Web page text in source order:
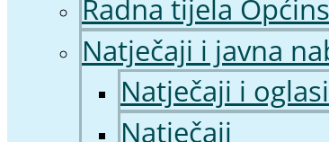
Radna tijela
Natječaji i javna
Natječaji i
Natječaji